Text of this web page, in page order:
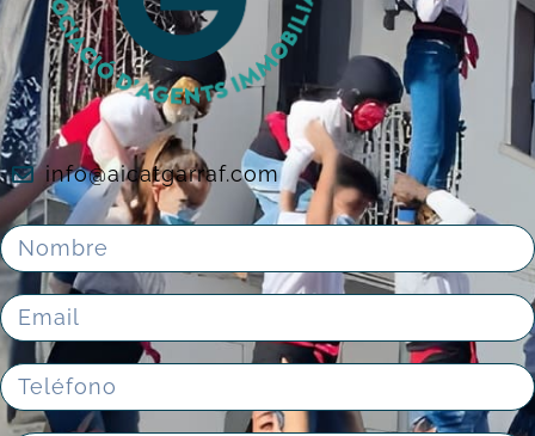
info@aicatgarraf.com